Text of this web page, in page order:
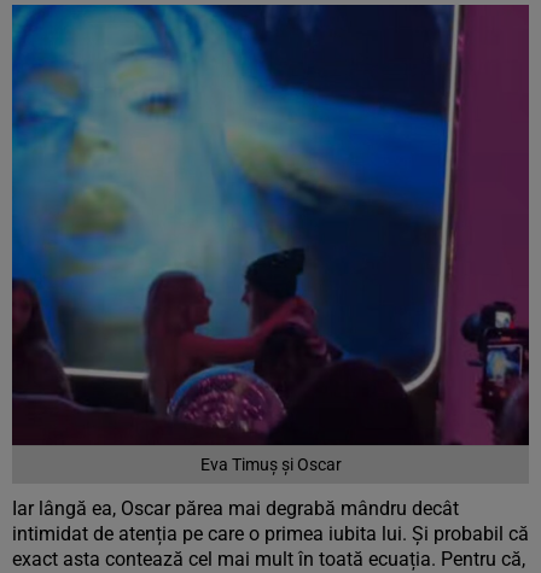
Eva Timuș și Oscar
Iar lângă ea, Oscar părea mai degrabă mândru decât
intimidat de atenția pe care o primea iubita lui. Și probabil că
exact asta contează cel mai mult în toată ecuația. Pentru că,